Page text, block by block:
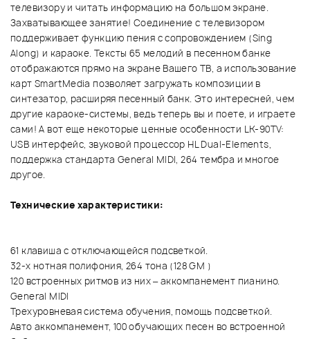
телевизору и читать информацию на большом экране.
Захватывающее занятие! Соединение с телевизором
поддерживает функцию пения с сопровождением (Sing
Along) и караоке. Тексты 65 мелодий в песенном банке
отображаются прямо на экране Вашего ТВ, а использование
карт SmartMedia позволяет загружать композиции в
синтезатор, расширяя песенный банк. Это интересней, чем
другие караоке-системы, ведь теперь вы и поете, и играете
сами! А вот еще некоторые ценные особенности LK-90TV:
USB интерфейс, звуковой процессор HL Dual-Elements,
поддержка стандарта General MIDI, 264 тембра и многое
другое.
Технические характеристики:
61 клавиша с отключающейся подсветкой.
32-х нотная полифония, 264 тона (128 GM )
120 встроенных ритмов из них – аккомпанемент пианино.
General MIDI
Трехуровневая система обучения, помощь подсветкой.
Авто аккомпанемент, 100 обучающих песен во встроенной